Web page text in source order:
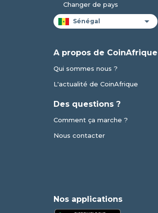
Changer de pays
A propos de CoinAfrique
Qui sommes nous ?
L'actualité de CoinAfrique
Des questions ?
Comment ça marche ?
Nous contacter
Nos applications